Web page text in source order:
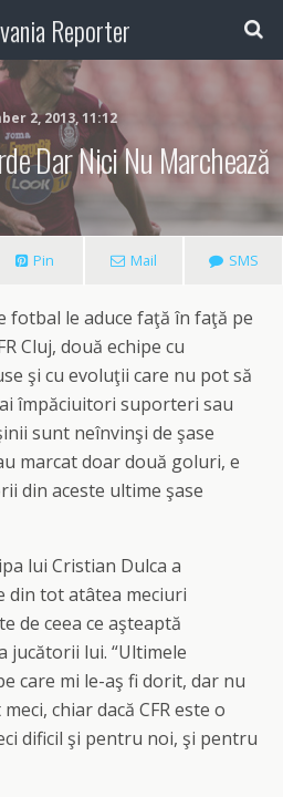
Reporter
2, 2013, 11:12
Dar Nici Nu Marchează
Pin Mail SMS
fotbal le aduce faţă în faţă pe
Cluj, două echipe cu
şi cu evoluţii care nu pot să
împăciuitori suporteri sau
sunt neînvinşi de şase
marcat doar două goluri, e
din aceste ultime şase
lui Cristian Dulca a
din tot atâtea meciuri
de ceea ce aşteaptă
jucătorii lui. “Ultimele
care mi le-aş fi dorit, dar nu
chiar dacă CFR este o
dificil şi pentru noi, şi pentru